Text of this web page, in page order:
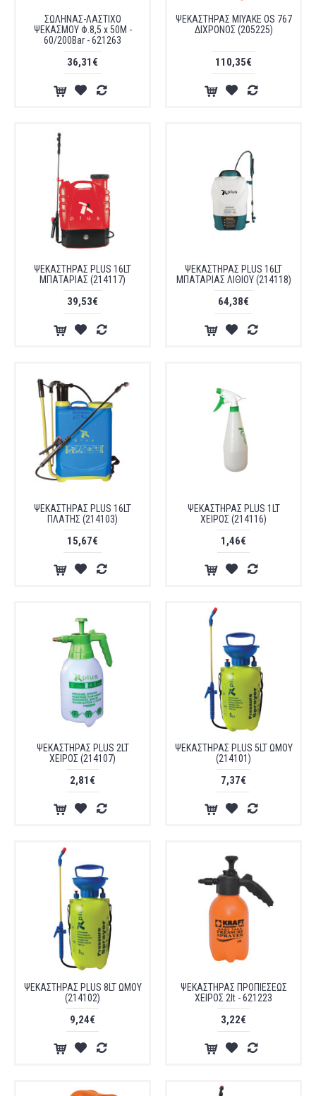
ΣΩΛΗΝΑΣ-ΛΑΣΤΙΧΟ
ΨΕΚΑΣΜΟΥ Φ.8,5 x 50Μ -
60/200Bar - 621263
36,31€
ΨΕΚΑΣΤΗΡΑΣ MIYAKE OS 767
ΔΙΧΡΟΝΟΣ (205225)
110,35€
ΨΕΚΑΣΤΗΡΑΣ PLUS 16LT
ΜΠΑΤΑΡΙΑΣ (214117)
39,53€
ΨΕΚΑΣΤΗΡΑΣ PLUS 16LT
ΜΠΑΤΑΡΙΑΣ ΛΙΘΙΟΥ (214118)
64,38€
ΨΕΚΑΣΤΗΡΑΣ PLUS 16LT
ΠΛΑΤΗΣ (214103)
15,67€
ΨΕΚΑΣΤΗΡΑΣ PLUS 1LT
ΧΕΙΡΟΣ (214116)
1,46€
ΨΕΚΑΣΤΗΡΑΣ PLUS 2LT
ΧΕΙΡΟΣ (214107)
2,81€
ΨΕΚΑΣΤΗΡΑΣ PLUS 5LT ΩΜΟΥ
(214101)
7,37€
ΨΕΚΑΣΤΗΡΑΣ PLUS 8LT ΩΜΟΥ
(214102)
9,24€
ΨΕΚΑΣΤΗΡΑΣ ΠΡΟΠΙΕΣΕΩΣ
ΧΕΙΡΟΣ 2lt - 621223
3,22€